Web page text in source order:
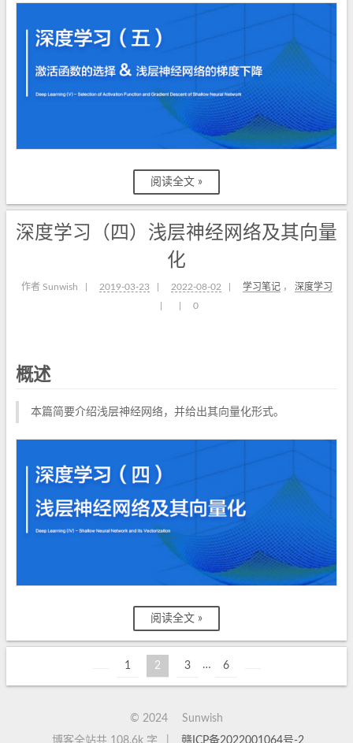
阅读全文 »
深度学习（四）浅层神经网络及其向量
化
作者 Sunwish 2019-03-23 2022-08-02 学习笔记， 深度学习
0
概述
本篇简要介绍浅层神经网络，并给出其向量化形式。
阅读全文 »
1 2 3 … 6
© 2024
Sunwish
博客全站共 108.6k 字
赣ICP备2022001064号-2